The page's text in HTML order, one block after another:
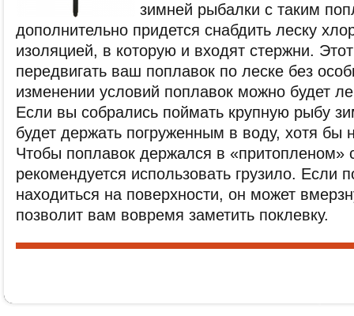
зимней рыбалки с таким
дополнительно придется снабдить леску
изоляцией, в которую и входят стержни.
передвигать ваш поплавок по леске без
изменении условий поплавок можно будет
Если вы собрались поймать крупную рыбу
будет держать погруженным в воду, хотя бы
Чтобы поплавок держался в «притопленом»
рекомендуется использовать грузило. Если
находиться на поверхности, он может
позволит вам вовремя заметить поклевку.